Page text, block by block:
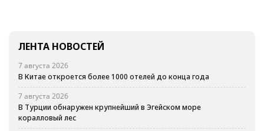
ЛЕНТА НОВОСТЕЙ
7 августа 2026
В Китае откроется более 1000 отелей до конца года
7 августа 2026
В Турции обнаружен крупнейший в Эгейском море
коралловый лес